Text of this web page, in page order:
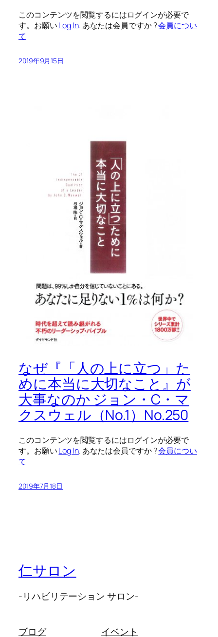
このコンテンツを閲覧するにはログインが必要で
す。お願いLog In. あなたは会員ですか ?会員につい
て
2019年9月15日
なぜ『「人の上に立つ」た
めに本当に大切なこと』が
大事なのか ジョン・C・マ
クスウェル（No.1）No.250
このコンテンツを閲覧するにはログインが必要で
す。お願いLog In. あなたは会員ですか ?会員につい
て
2019年7月18日
仁サロン
-リハビリテーション サロン-
ブログ イベント